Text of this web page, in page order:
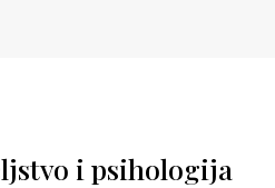
i psihologija